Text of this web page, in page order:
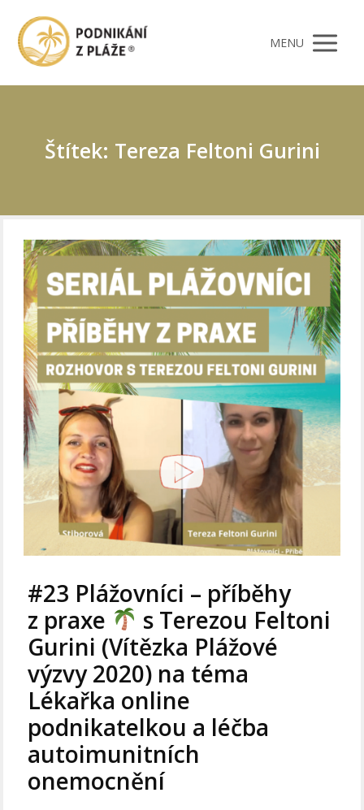
MENU
Štítek: Tereza Feltoni Gurini
#23 Plážovníci – příběhy
z praxe
s Terezou Feltoni
Gurini (Vítězka Plážové
výzvy 2020) na téma
Lékařka online
podnikatelkou a léčba
autoimunitních
onemocnění